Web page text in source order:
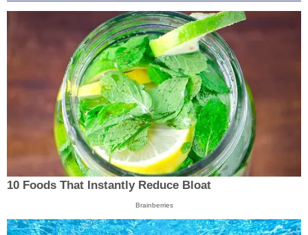
10 Foods That Instantly Reduce Bloat
Brainberries